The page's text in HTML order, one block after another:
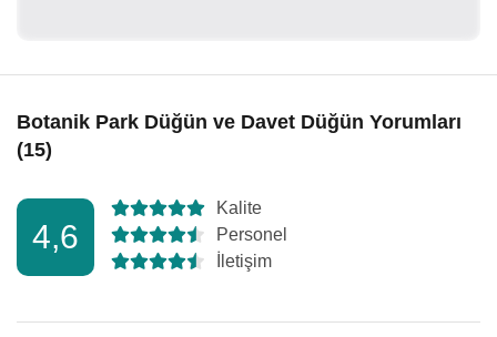
Botanik Park Düğün ve Davet Düğün Yorumları
(15)
4,6
Kalite
Personel
İletişim